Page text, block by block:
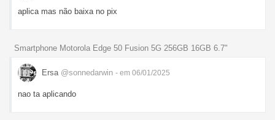
aplica mas não baixa no pix
Smartphone Motorola Edge 50 Fusion 5G 256GB 16GB 6.7"
Ersa @sonnedarwin - em 06/01/2025
nao ta aplicando